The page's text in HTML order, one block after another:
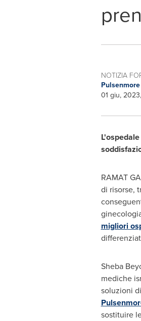
NOTIZIA
01 giu,
RAMAT
di risorse,
migliori
Sheba
mediche
soluzioni
sostituire